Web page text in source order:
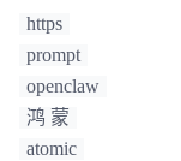
https
prompt
openclaw
鸿 蒙
atomic